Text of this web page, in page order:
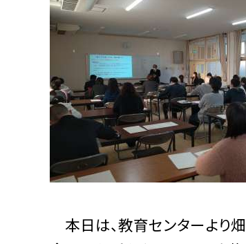
本日は、教育センターより